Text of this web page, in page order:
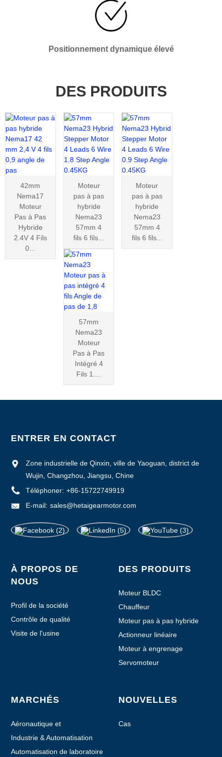
Positionnement dynamique élevé
DES PRODUITS
42mm
Nema17
Moteur
Pas à Pas
Hybride
2.4V 4 Fils
0...
Moteur
pas à pas
hybride
Nema23
57mm 4
fils 6 fils...
Moteur
pas à pas
hybride
Nema23
57mm 4
fils 6 fils...
57mm
Nema23
Moteur
Pas à Pas
Intégré 4
Fils 1....
ENTRER EN CONTACT
Zone industrielle de Qinxin, ville de Yaoguan, district de
Wujin, Changzhou, Jiangsu, Chine
Téléphoner: +86-15722749919
E-mail: sales@hetaigearmotor.com
À PROPOS DE
NOUS
Profil de la société
Contrôle de qualité
Visite de l'usine
DES PRODUITS
Moteur BLDC
Chauffeur
Moteur pas à pas hybride
Actionneur linéaire
Moteur à engrenage
planétaire
Servomoteur
MARCHÉS
Aéronautique et
aéronautique
Industrie & Automatisation
Automatisation de laboratoire
NOUVELLES
Cas